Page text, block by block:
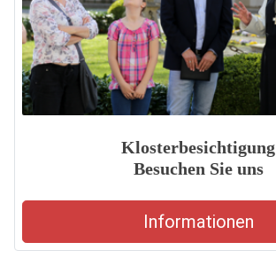
Klosterbesichtigung
Besuchen Sie uns
Informationen